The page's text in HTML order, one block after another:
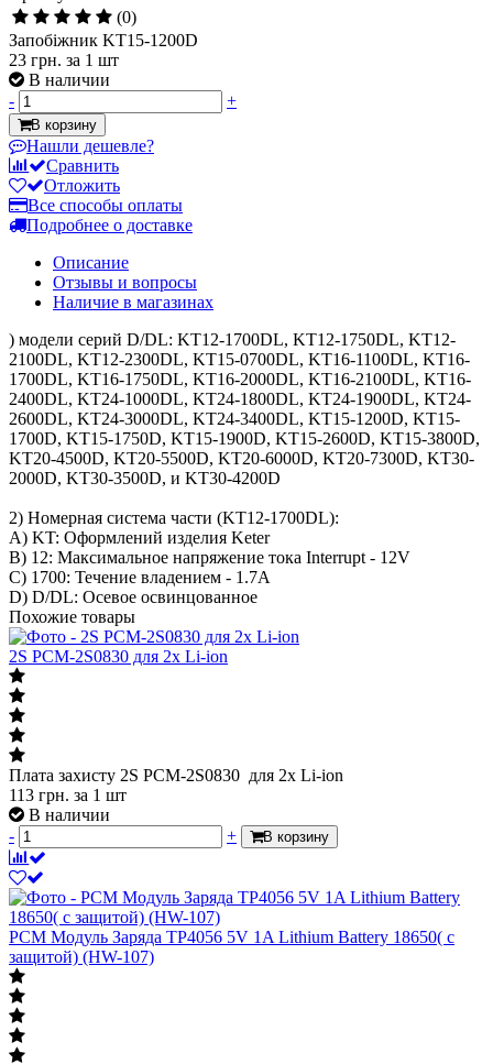
(0)
Запобіжник KT15-1200D
23 грн. за 1 шт
В наличии
-
+
В корзину
Нашли дешевле?
Сравнить
Отложить
Все способы оплаты
Подробнее о доставке
Описание
Отзывы и вопросы
Наличие в магазинах
) модели серий D/DL: KT12-1700DL, KT12-1750DL, KT12-
2100DL, KT12-2300DL, KT15-0700DL, KT16-1100DL, KT16-
1700DL, KT16-1750DL, KT16-2000DL, KT16-2100DL, KT16-
2400DL, KT24-1000DL, KT24-1800DL, KT24-1900DL, KT24-
2600DL, KT24-3000DL, KT24-3400DL, KT15-1200D, KT15-
1700D, KT15-1750D, KT15-1900D, KT15-2600D, KT15-3800D,
KT20-4500D, KT20-5500D, KT20-6000D, KT20-7300D, KT30-
2000D, KT30-3500D, и KT30-4200D
2) Номерная система части (KT12-1700DL):
A) KT: Оформлений изделия Keter
B) 12: Максимальное напряжение тока Interrupt - 12V
C) 1700: Течение владением - 1.7A
D) D/DL: Осевое освинцованное
Похожие товары
2S PCM-2S0830 для 2х Li-ion
Плата захисту 2S PCM-2S0830 для 2х Li-ion
113 грн. за 1 шт
В наличии
-
+ В корзину
PCM Модуль Заряда TP4056 5V 1A Lithium Battery 18650( с
защитой) (HW-107)